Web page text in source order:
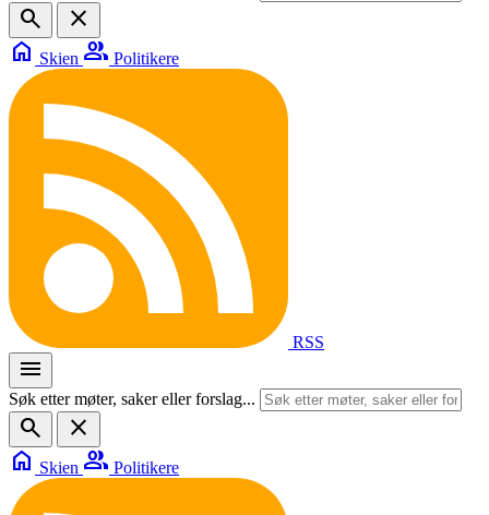
search
close
home Skien group Politikere
RSS
menu
Søk etter møter, saker eller forslag...
search
close
home Skien group Politikere